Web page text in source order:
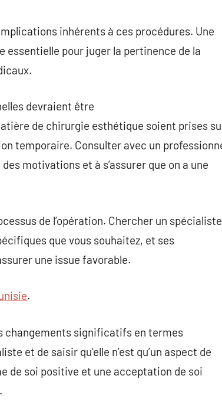
inhérents à ces procédures. Une
essentielle pour juger la pertinence de la
devraient être
de chirurgie esthétique soient prises
temporaire. Consulter avec un
motivations et à s’assurer que on a une
de l’opération. Chercher un spécialiste
que vous souhaitez, et ses
une issue favorable.
.
changements significatifs en termes
et de saisir qu’elle n’est qu’un aspect de
de soi positive et une acceptation de soi